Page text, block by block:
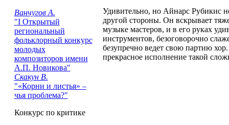
Ванчугов А.
"I Открытый
региональный
фольклорный конкурс
молодых
композиторов имени
А.П. Новикова"
Скакун В.
"«Корни и листья» –
чья проблема?"
Конкурс по критике
Удивительно, но Айнарс Рубикис
другой стороны. Он вскрывает
музыке мастеров, и в его руках
инструментов, безоговорочно
безупречно ведет свою партию
прекрасное исполнение такой